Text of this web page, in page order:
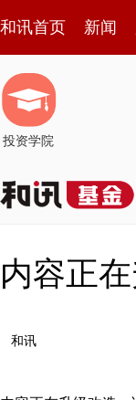
和讯首页 新闻
投资学院
内容正
和讯